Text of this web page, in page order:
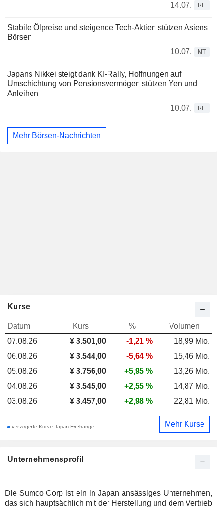
14.07.
RE
Stabile Ölpreise und steigende Tech-Aktien stützen Asiens
Börsen
10.07.
MT
Japans Nikkei steigt dank KI-Rally, Hoffnungen auf
Umschichtung von Pensionsvermögen stützen Yen und
Anleihen
10.07.
RE
Mehr Börsen-Nachrichten
Unternehmensprofil
Die Sumco Corp ist ein in Japan ansässiges Unternehmen,
das sich hauptsächlich mit der Herstellung und dem Vertrieb
Kurse
Datum Kurs %
Volumen
07.08.26
¥ 3.501,00 -1,21 %
18,99 Mio.
06.08.26
¥ 3.544,00 -5,64 %
15,46 Mio.
05.08.26
¥ 3.756,00 +5,95 %
13,26 Mio.
04.08.26
¥ 3.545,00 +2,55 %
14,87 Mio.
03.08.26
¥ 3.457,00 +2,98 % 22,81 Mio.
verzögerte Kurse Japan Exchange Mehr Kurse